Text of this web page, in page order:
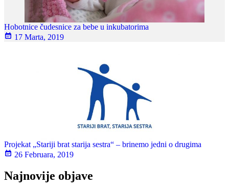
Hobotnice čudesnice za bebe u inkubatorima
17 Marta, 2019
Projekat „Stariji brat starija sestra“ – brinemo jedni o drugima
26 Februara, 2019
Najnovije objave